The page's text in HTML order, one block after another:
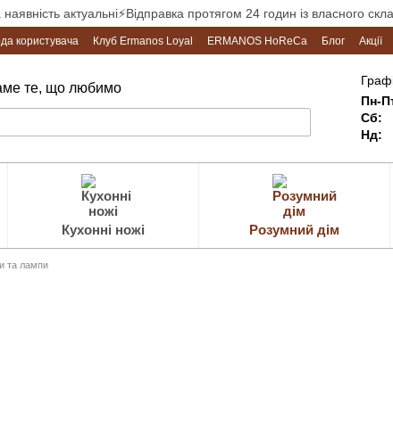
актуальні⚡Відправка протягом 24 годин із власного
користувача Клуб Ermanos Loyal ERMANOS HoReCa Блог Акції
те, що любимо
Пн-
Сб:
Нд:
Кухонні ножі Розумний дім
та лампи